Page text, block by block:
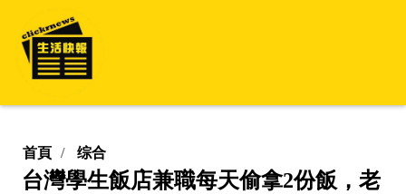
首頁 综合
台灣學生飯店兼職每天偷拿2份飯，老